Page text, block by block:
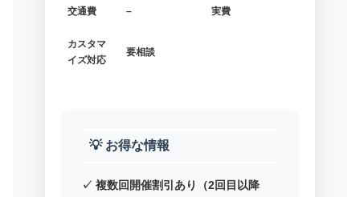
交通費 – 実費
カスタマ
イズ対応
要相談
💡 お得な情報
✓ 複数回開催割引あり（2回目以降